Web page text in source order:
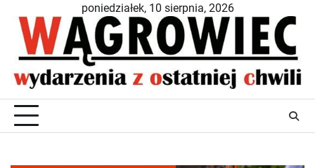
content
poniedziałek, 10 sierpnia, 2026